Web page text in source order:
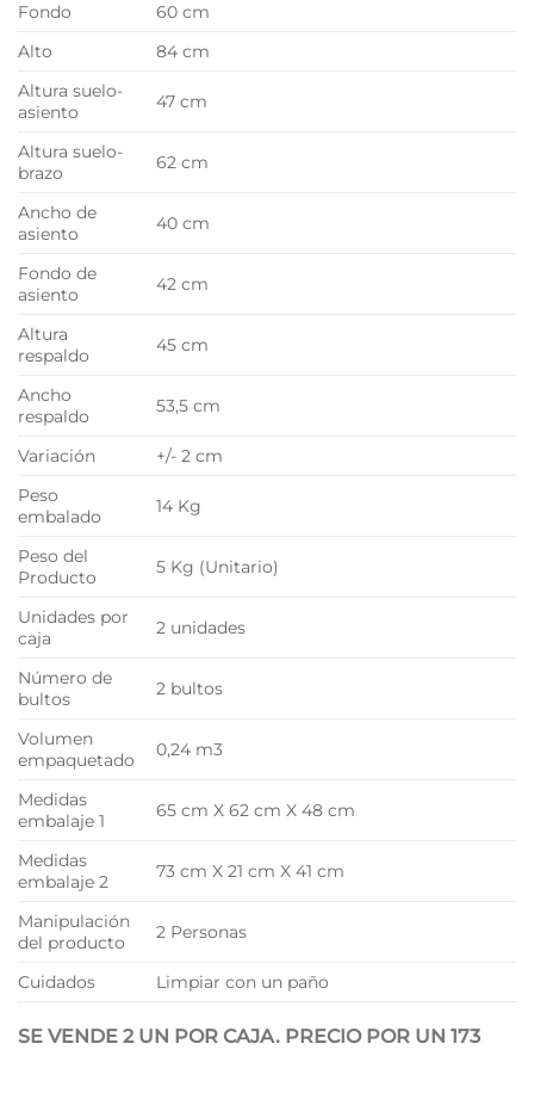
Fondo
60 cm
Alto
84 cm
Altura suelo-
asiento
47 cm
Altura suelo-
brazo
62 cm
Ancho de
asiento
40 cm
Fondo de
asiento
42 cm
Altura
respaldo
45 cm
Ancho
respaldo
53,5 cm
Variación
+/- 2 cm
Peso
embalado
14 Kg
Peso del
Producto
5 Kg (Unitario)
Unidades por
caja
2 unidades
Número de
bultos
2 bultos
Volumen
empaquetado
0,24 m3
Medidas
embalaje 1
65 cm X 62 cm X 48 cm
Medidas
embalaje 2
73 cm X 21 cm X 41 cm
Manipulación
del producto
2 Personas
Cuidados Limpiar con un paño
SE VENDE 2 UN POR CAJA. PRECIO POR UN 173